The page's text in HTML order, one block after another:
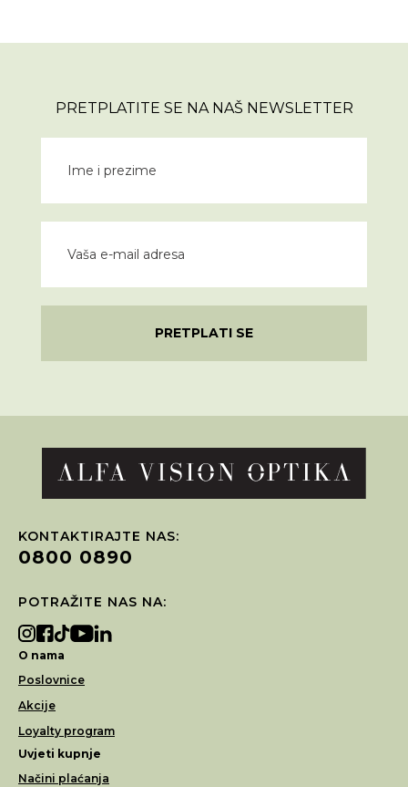
PRETPLATITE SE NA NAŠ NEWSLETTER
PRETPLATI SE
KONTAKTIRAJTE NAS:
0800 0890
POTRAŽITE NAS NA:
O nama
Poslovnice
Akcije
Loyalty program
Uvjeti kupnje
Načini plaćanja